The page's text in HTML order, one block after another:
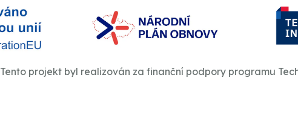
Tento projekt byl realizován za finanční podpory programu